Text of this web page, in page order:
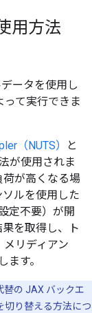
用方法
ータを使用し
って実行できま
（NUTS）
と
が使用されま
が高くなる場
ルを使用した
定不要）が開
を取得し、ト
リディアン
す。
替の JAX バックエ
切り替える方法につ